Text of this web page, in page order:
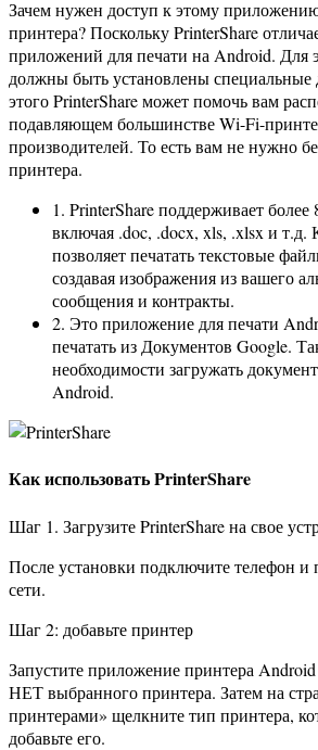
Зачем нужен доступ к этому
принтера? Поскольку PrinterShare
приложений для печати на Android. Для
должны быть установлены
этого PrinterShare может помочь вам
подавляющем большинстве Wi-Fi-
производителей. То есть вам не нужно
принтера.
1. PrinterShare поддерживает
включая .doc, .docx, xls, .xlsx и т.д.
позволяет печатать текстовые
создавая изображения из вашего
сообщения и контракты.
2. Это приложение для печати
печатать из Документов Google.
необходимости загружать
Android.
Как использовать PrinterShare
Шаг 1. Загрузите PrinterShare на свое
После установки подключите телефон и
сети.
Шаг 2: добавьте принтер
Запустите приложение принтера
НЕТ выбранного принтера. Затем на
принтерами» щелкните тип принтера,
добавьте его.